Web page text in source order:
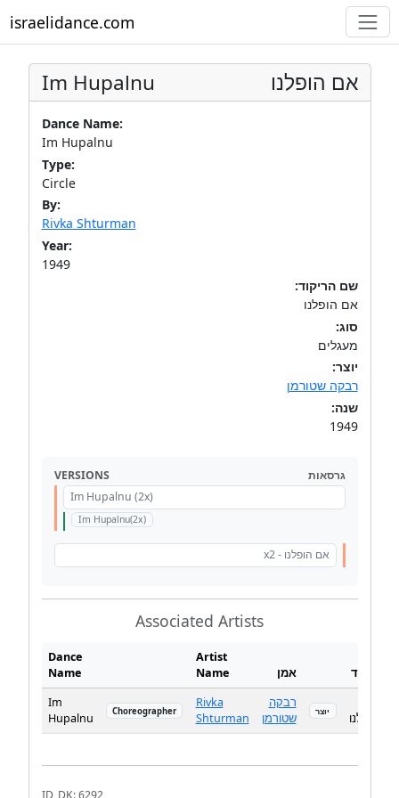
israelidance.com
Im Hupalnu אם הופלנו
Dance Name:
Im Hupalnu
Type:
Circle
By:
Rivka Shturman
Year:
1949
שם הריקוד:
אם הופלנו
סוג:
מעגלים
יוצר:
רבקה שטורמן
שנה:
1949
VERSIONS
גרסאות
Im Hupalnu (2x)
Im Hupalnu(2x)
אם הופלנו - x2
Associated Artists
Dance
Name
Artist
Name
אמן
ריקוד
Im
Hupalnu
Choreographer
Rivka
Shturman
רבקה
שטורמן
יוצר
הופלנו
ID_DK: 6292